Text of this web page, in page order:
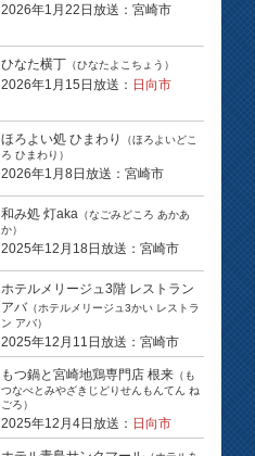
2026年1月22日放送：宮崎市
ひなた横丁 （ひなたよこちょう）
2026年1月15日放送： 日向市
ほろよい処 ひまわり
（ほろよいどこ
ろ ひまわり）
2026年1月8日放送：宮崎市
和み処 灯aka （なごみどころ あかあ
か）
2025年12月18日放送：宮崎市
ホテルメリージュ3階 レストラン
アバ（ホテルメリージュ3かい レストラ
ン アバ）
2025年12月11日放送：宮崎市
もつ鍋と宮崎地鶏専門店 根来 （も
つなべとみやざきじどりせんもんてん ね
ごろ）
2025年12月4日放送： 日向市